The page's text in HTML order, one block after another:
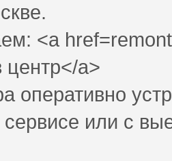
<a
центр</a>
оперативно
сервисе или с